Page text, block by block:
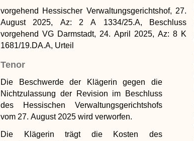
vorgehend Hessischer Verwaltungsgerichtshof, 27.
August 2025, Az: 2 A 1334/25.A, Beschluss
vorgehend VG Darmstadt, 24. April 2025, Az: 8 K
1681/19.DA.A, Urteil
Tenor
Die Beschwerde der Klägerin gegen die
Nichtzulassung der Revision im Beschluss
des Hessischen Verwaltungsgerichtshofs
vom 27. August 2025 wird verworfen.
Die Klägerin trägt die Kosten des